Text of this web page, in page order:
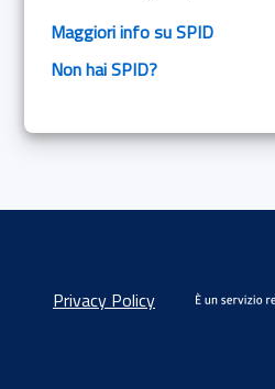
Maggiori info su SPID
Non hai SPID?
Privacy Policy